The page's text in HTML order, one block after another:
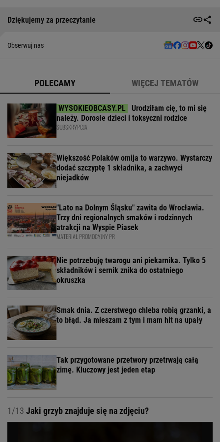
Dziękujemy za przeczytanie
Obserwuj nas
POLECAMY WIĘCEJ TEMATÓW
Urodziłam cię, to mi się
należy. Dorosłe dzieci i toksyczni rodzice
SUBSKRYPCJA
Większość Polaków omija to warzywo. Wystarczy
dodać szczyptę 1 składnika, a zachwyci
niejadków
"Lato na Dolnym Śląsku" zawita do Wrocławia.
Trzy dni regionalnych smaków i rodzinnych
atrakcji na Wyspie Piasek
MATERIAŁ PROMOCYJNY PR
Nie potrzebuję twarogu ani piekarnika. Tylko 5
składników i sernik znika do ostatniego
okruszka
Smak dnia. Z czerstwego chleba robią grzanki, a
to błąd. Ja mieszam z tym i mam hit na upały
Tak przygotowane przetwory przetrwają całą
zimę. Kluczowy jest jeden etap
1/13 Jaki grzyb znajduje się na zdjęciu?